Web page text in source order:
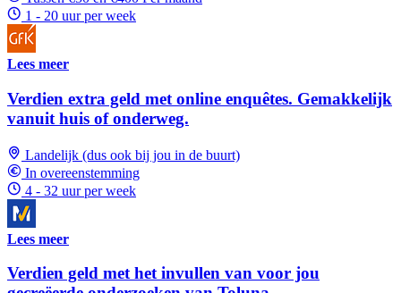
1 - 20 uur per week
Lees meer
Verdien extra geld met online enquêtes. Gemakkelijk
vanuit huis of onderweg.
Landelijk (dus ook bij jou in de buurt)
In overeenstemming
4 - 32 uur per week
Lees meer
Verdien geld met het invullen van voor jou